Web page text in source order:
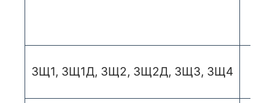
ЗЩ1, ЗЩ1Д, ЗЩ2, ЗЩ2Д, ЗЩЗ, ЗЩ4